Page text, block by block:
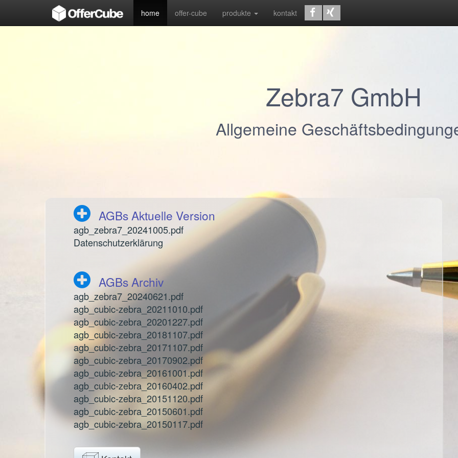
home offer-cube produkte kontakt
Zebra7 GmbH
Allgemeine
AGBs Aktuelle Version
agb_zebra7_20241005.pdf
Datenschutzerklärung
AGBs Archiv
agb_zebra7_20240621.pdf
agb_cubic-zebra_20211010.pdf
agb_cubic-zebra_20201227.pdf
agb_cubic-zebra_20181107.pdf
agb_cubic-zebra_20171107.pdf
agb_cubic-zebra_20170902.pdf
agb_cubic-zebra_20161001.pdf
agb_cubic-zebra_20160402.pdf
agb_cubic-zebra_20151120.pdf
agb_cubic-zebra_20150601.pdf
agb_cubic-zebra_20150117.pdf